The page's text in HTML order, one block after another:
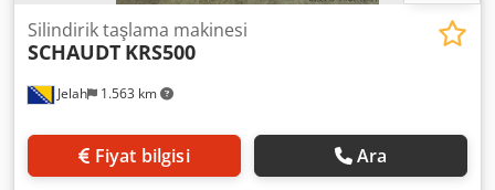
Jelah 1.563 km
Silindirik taşlama makinesi
SCHAUDT KRS500
Fiyat bilgisi Ara